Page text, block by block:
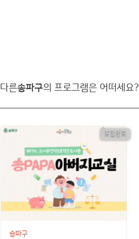
다른송파구의 프로그램은 어떠세요?
모집완료
송파구